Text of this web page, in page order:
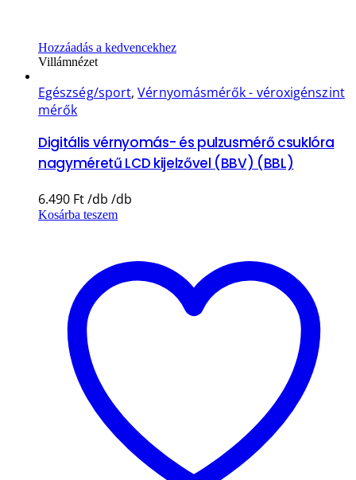
Hozzáadás a kedvencekhez
Villámnézet
Egészség/sport,Vérnyomásmérők - véroxigénszint
mérők
Digitális vérnyomás- és pulzusmérő csuklóra
nagyméretű LCD kijelzővel (BBV) (BBL)
6.490 Ft
Kosárba teszem